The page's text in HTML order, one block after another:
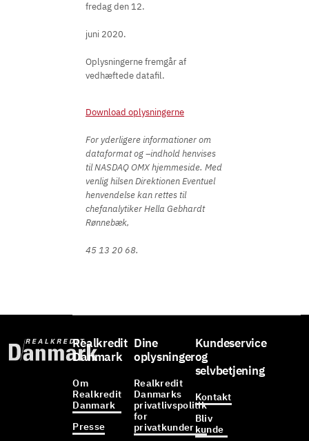
fredag den 12.
juni 2020.
Oplysningerne fremgår af
vedhæftede datafil.
Download oplysningerne
For yderligere informationer om
dataformat og –indhold henvises
til NASDAQ OMX hjemmeside. Med
venlig hilsen Direktionen Eventuel
henvendelse kan rettes til
chefanalytiker Hella Gebhardt
Rønnebæk,
45 13 20 68.
Realkredit
Danmark
Om
Realkredit
Danmark
Presse
Dine
oplysninger
Realkredit
Danmarks
privatlivspolitik
for
privatkunder
Kundeservice
og
selvbetjening
Kontakt
Bliv
kunde